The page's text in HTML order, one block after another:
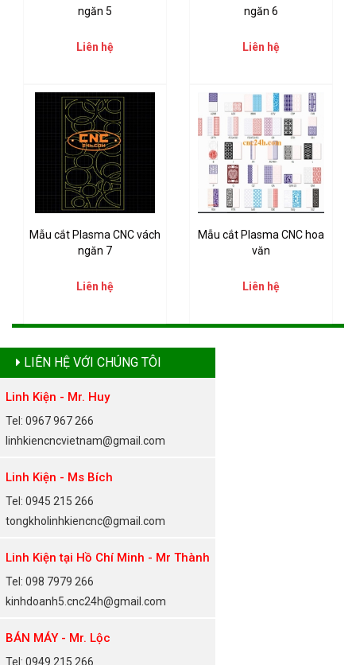
ngăn 5
Liên hệ
ngăn 6
Liên hệ
Mẫu cắt Plasma CNC vách
ngăn 7
Liên hệ
Mẫu cắt Plasma CNC hoa
văn
Liên hệ
LIÊN HỆ VỚI CHÚNG TÔI
Linh Kiện - Mr. Huy
Tel: 0967 967 266
linhkiencncvietnam@gmail.com
Linh Kiện - Ms Bích
Tel: 0945 215 266
tongkholinhkiencnc@gmail.com
Linh Kiện tại Hồ Chí Minh - Mr Thành
Tel: 098 7979 266
kinhdoanh5.cnc24h@gmail.com
BÁN MÁY - Mr. Lộc
Tel: 0949 215 266